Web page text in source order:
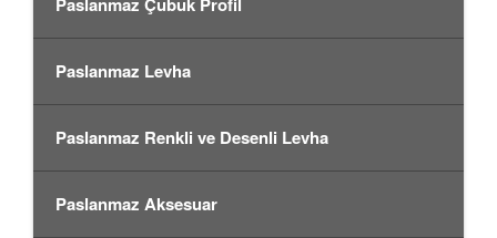
Paslanmaz Levha
Paslanmaz Renkli ve Desenli Levha
Paslanmaz Aksesuar